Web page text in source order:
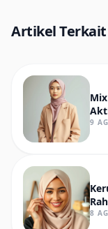
Artikel Terkait
9
8